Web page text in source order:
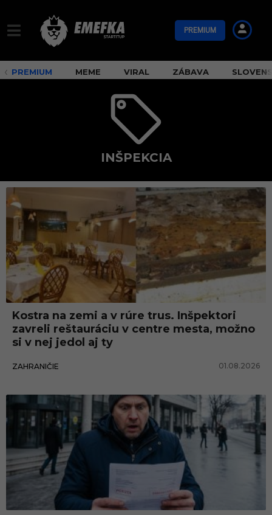
PREMIUM
PREMIUM MEME VIRAL ZÁBAVA
INŠPEKCIA
i
n
š
p
e
k
c
a
Kostra na zemi a v rúre trus. Inšpektori
zavreli reštauráciu v centre mesta, možno
si v nej jedol aj ty
ZAHRANIČIE 01.08.2026